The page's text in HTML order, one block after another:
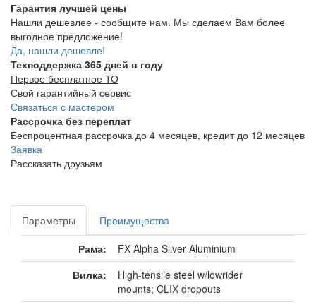
Гарантия лучшей цены
Нашли дешевлее - сообщите нам. Мы сделаем Вам более
выгодное предложение!
Да, нашли дешевле!
Техподдержка 365 дней в году
Первое бесплатное ТО
Свой гарантийный сервис
Связаться с мастером
Рассрочка без переплат
Беспроцентная рассрочка до 4 месяцев, кредит до 12 месяцев
Заявка
Рассказать друзьям
Параметры
Преимущества
Рама:
FX Alpha Silver Aluminium
Вилка:
High-tensile steel w/lowrider
mounts; CLIX dropouts